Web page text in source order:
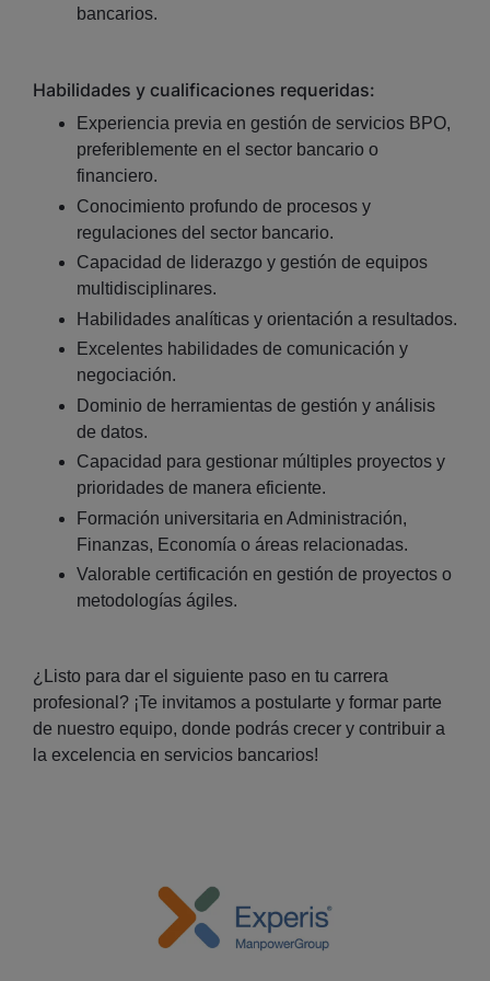
bancarios.
Habilidades y cualificaciones requeridas:
Experiencia previa en gestión de servicios BPO,
preferiblemente en el sector bancario o
financiero.
Conocimiento profundo de procesos y
regulaciones del sector bancario.
Capacidad de liderazgo y gestión de equipos
multidisciplinares.
Habilidades analíticas y orientación a resultados.
Excelentes habilidades de comunicación y
negociación.
Dominio de herramientas de gestión y análisis
de datos.
Capacidad para gestionar múltiples proyectos y
prioridades de manera eficiente.
Formación universitaria en Administración,
Finanzas, Economía o áreas relacionadas.
Valorable certificación en gestión de proyectos o
metodologías ágiles.
¿Listo para dar el siguiente paso en tu carrera
profesional? ¡Te invitamos a postularte y formar parte
de nuestro equipo, donde podrás crecer y contribuir a
la excelencia en servicios bancarios!